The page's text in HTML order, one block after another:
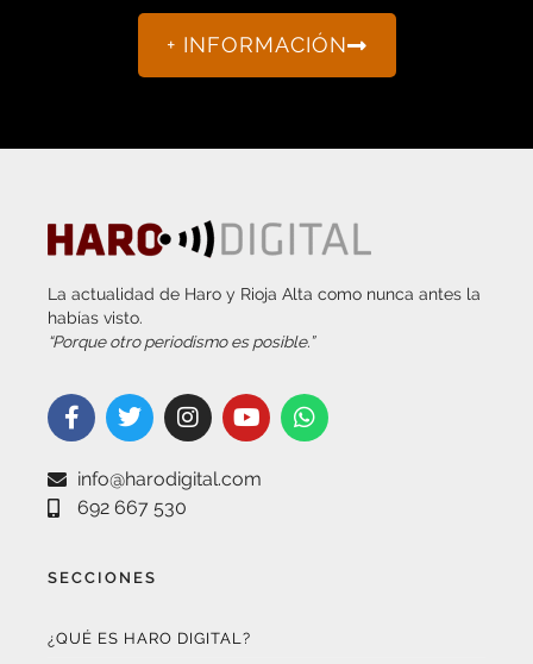
+ INFORMACIÓN
La actualidad de Haro y Rioja Alta como nunca antes la
habías visto.
“Porque otro periodismo es posible.”
info@harodigital.com
692 667 530
SECCIONES
¿QUÉ ES HARO DIGITAL?